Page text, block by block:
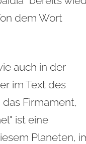
dem Wort
auch in der
im Text des
Firmament,
ist eine
Planeten,